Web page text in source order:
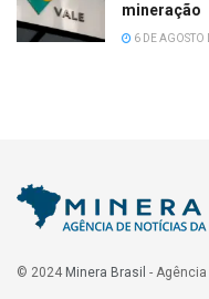
mineração
6 DE AGOSTO
© 2024 Minera Brasil -